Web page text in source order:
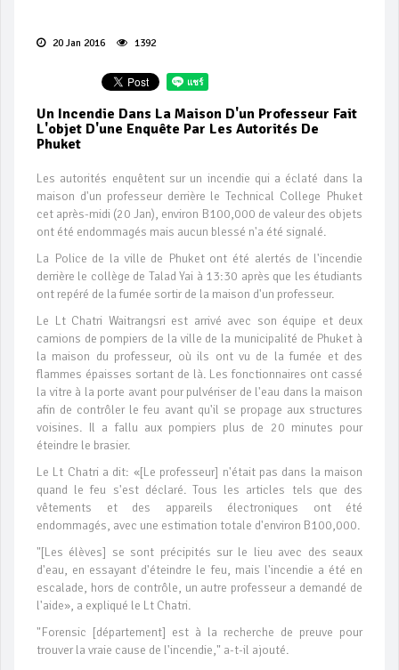
20 Jan 2016 1392
Un Incendie Dans La Maison D'un Professeur Fait
L'objet D'une Enquête Par Les Autorités De
Phuket
Les autorités enquêtent sur un incendie qui a éclaté dans la
maison d'un professeur derrière le Technical College Phuket
cet après-midi (20 Jan), environ B100,000 de valeur des objets
ont été endommagés mais aucun blessé n'a été signalé.
La Police de la ville de Phuket ont été alertés de l'incendie
derrière le collège de Talad Yai à 13:30 après que les étudiants
ont repéré de la fumée sortir de la maison d'un professeur.
Le Lt Chatri Waitrangsri est arrivé avec son équipe et deux
camions de pompiers de la ville de la municipalité de Phuket à
la maison du professeur, où ils ont vu de la fumée et des
flammes épaisses sortant de là. Les fonctionnaires ont cassé
la vitre à la porte avant pour pulvériser de l'eau dans la maison
afin de contrôler le feu avant qu'il se propage aux structures
voisines. Il a fallu aux pompiers plus de 20 minutes pour
éteindre le brasier.
Le Lt Chatri a dit: «[Le professeur] n'était pas dans la maison
quand le feu s'est déclaré. Tous les articles tels que des
vêtements et des appareils électroniques ont été
endommagés, avec une estimation totale d'environ B100,000.
"[Les élèves] se sont précipités sur le lieu avec des seaux
d'eau, en essayant d'éteindre le feu, mais l'incendie a été en
escalade, hors de contrôle, un autre professeur a demandé de
l'aide», a expliqué le Lt Chatri.
"Forensic [département] est à la recherche de preuve pour
trouver la vraie cause de l'incendie," a-t-il ajouté.